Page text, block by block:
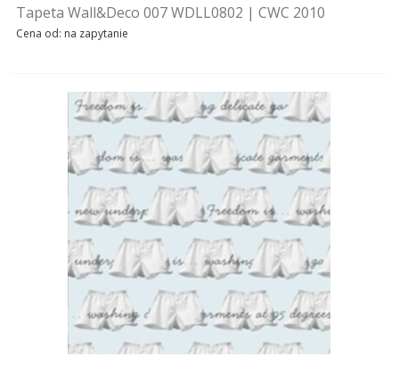
WZÓR 2014
WZÓR 2012
WZÓR 2011
WZÓR 2010
TAPETY COLE & SON
TAPETY ARTE
TAPETY ZOFFANY
TAPETY ROMO
Tapeta Wall&Deco 007 WDLL0802 | CWC 2010
Cena od: na zapytanie